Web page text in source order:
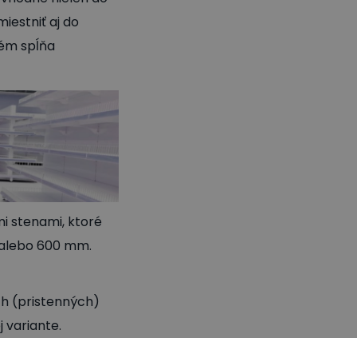
aj do
spĺňa
stenami, ktoré
600 mm.
(pristenných)
variante.